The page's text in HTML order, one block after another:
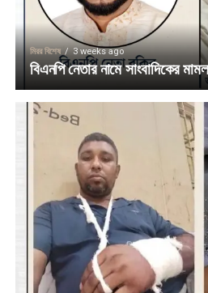
মিরর বিশেষ 3 weeks ago
বিএনপি নেতার নামে সাংবাদিকের